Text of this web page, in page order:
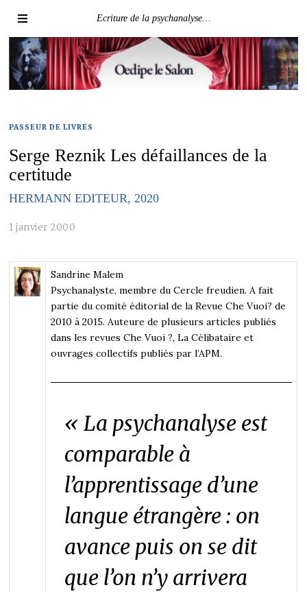
Ecriture de la psychanalyse…
PASSEUR DE LIVRES
Serge Reznik Les défaillances de la
certitude
HERMANN EDITEUR, 2020
1 janvier 2000
Sandrine Malem
Psychanalyste, membre du Cercle freudien. A fait
partie du comité éditorial de la Revue Che Vuoi? de
2010 à 2015. Auteure de plusieurs articles publiés
dans les revues Che Vuoi ?, La Célibataire et
ouvrages collectifs publiés par l’APM.
« La psychanalyse est
comparable à
l’apprentissage d’une
langue étrangère : on
avance puis on se dit
que l’on n’y arrivera